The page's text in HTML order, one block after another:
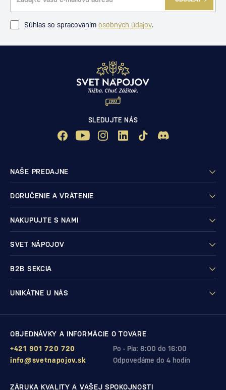
Súhlas so spracovaním osobných údajov.
SLEDUJTE NÁS
NAŠE PREDAJNE
DORUČENIE A VRÁTENIE
NAKUPUJTE S NAMI
SVET NÁPOJOV
B2B SEKCIA
UNIKÁTNE U NÁS
OBJEDNÁVKY A INFORMÁCIE O TOVARE
Po - Pia: 8:00 do 16:00
+421 901 720 720
Odpovedáme do 4 hodín
info@svetnapojov.sk
ZÁRUKA KVALITY A VAŠEJ SPOKOJNOSTI